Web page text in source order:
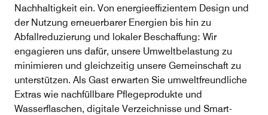
Nachhaltigkeit ein. Von energieeffizientem Design und
der Nutzung erneuerbarer Energien bis hin zu
Abfallreduzierung und lokaler Beschaffung: Wir
engagieren uns dafür, unsere Umweltbelastung zu
minimieren und gleichzeitig unsere Gemeinschaft zu
unterstützen. Als Gast erwarten Sie umweltfreundliche
Extras wie nachfüllbare Pflegeprodukte und
Wasserflaschen, digitale Verzeichnisse und Smart-